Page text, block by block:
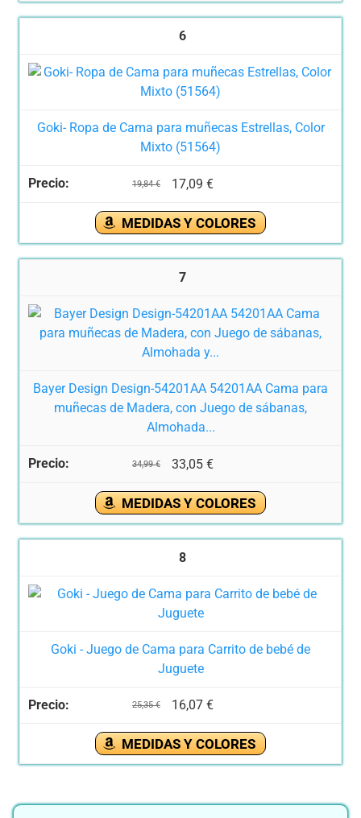
6
Goki- Ropa de Cama para muñecas Estrellas, Color
Mixto (51564)
19,84 € 17,09 €
MEDIDAS Y COLORES
7
Bayer Design Design-54201AA 54201AA Cama para
muñecas de Madera, con Juego de sábanas,
Almohada...
34,99 € 33,05 €
MEDIDAS Y COLORES
8
Goki - Juego de Cama para Carrito de bebé de
Juguete
25,35 € 16,07 €
MEDIDAS Y COLORES